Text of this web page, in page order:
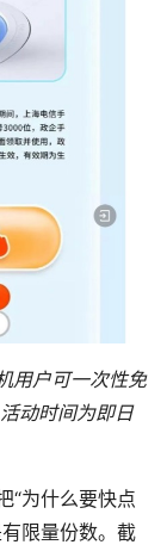
用户可一次性免
动时间为即日
“为什么要快点
限量份数。截